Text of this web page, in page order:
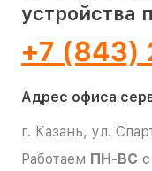
устройства
+7 (843)
Адрес офиса
г. Казань, ул.
Работаем ПН-ВС с